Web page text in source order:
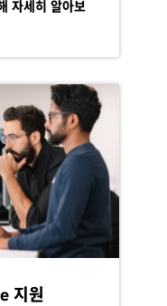
자세히 알아보
지원